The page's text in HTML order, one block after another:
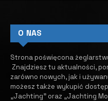
O NAS
Strona poświęcona
Znajdziesz tu aktualności,
zarówno nowych, jak i
możesz także wykupić
„Jachting” oraz „Jachting